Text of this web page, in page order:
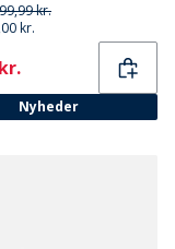
kr.
kr.
Nyheder